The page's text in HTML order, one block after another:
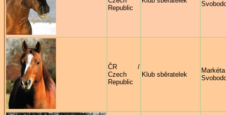
Republic
ČR /
Czech
Republic
Klub sběratelek
Markéta